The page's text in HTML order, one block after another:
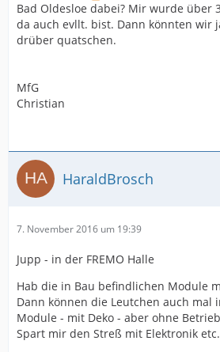
Bad Oldesloe dabei? Mir wurde über
da auch evllt. bist. Dann könnten wir
drüber quatschen.
MfG
Christian
HaraldBrosch
7. November 2016 um 19:39
Jupp - in der FREMO Halle
Hab die in Bau befindlichen Module
Dann können die Leutchen auch mal
Module - mit Deko - aber ohne
Spart mir den Streß mit Elektronik